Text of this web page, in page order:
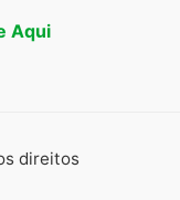
Aqui
direitos